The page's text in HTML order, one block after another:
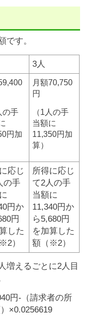
です。
3人
の手
円加
月額70,750
円
（1人の手
当額に
11,350円加
算）
応じ
の手
円か
円
した
）
所得に応じ
て2人の手
当額に
11,340円か
ら5,680円
を加算した
額（※2）
増えるごとに2人目
円-（請求者の所
×0.0256619